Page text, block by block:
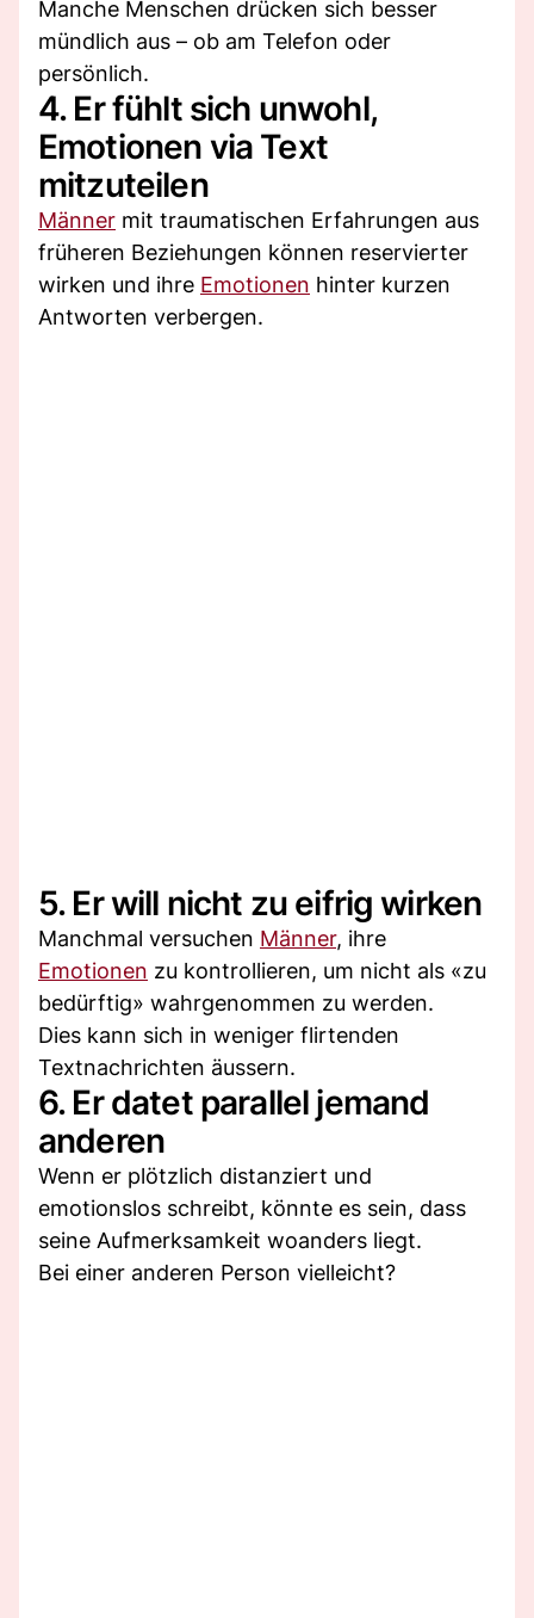
Manche Menschen drücken sich besser
mündlich aus – ob am Telefon oder
persönlich.
4. Er fühlt sich unwohl,
Emotionen via Text
mitzuteilen
Männer mit traumatischen Erfahrungen aus
früheren Beziehungen können reservierter
wirken und ihre Emotionen hinter kurzen
Antworten verbergen.
5. Er will nicht zu eifrig wirken
Manchmal versuchen Männer, ihre
Emotionen zu kontrollieren, um nicht als «zu
bedürftig» wahrgenommen zu werden.
Dies kann sich in weniger flirtenden
Textnachrichten äussern.
6. Er datet parallel jemand
anderen
Wenn er plötzlich distanziert und
emotionslos schreibt, könnte es sein, dass
seine Aufmerksamkeit woanders liegt.
Bei einer anderen Person vielleicht?